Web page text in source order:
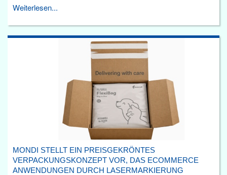
Weiterlesen...
MONDI STELLT EIN PREISGEKRÖNTES
VERPACKUNGSKONZEPT VOR, DAS ECOMMERCE
ANWENDUNGEN DURCH LASERMARKIERUNG